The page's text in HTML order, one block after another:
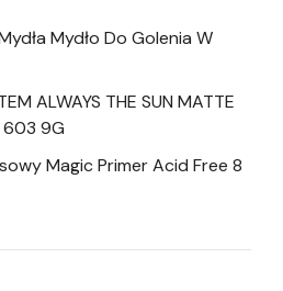
Mydło Do Golenia W
ALWAYS THE SUN MATTE
603 9G
Magic Primer Acid Free 8